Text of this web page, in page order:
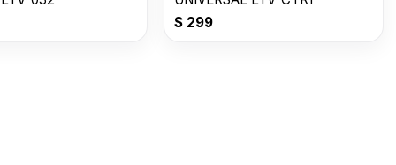
$ 299